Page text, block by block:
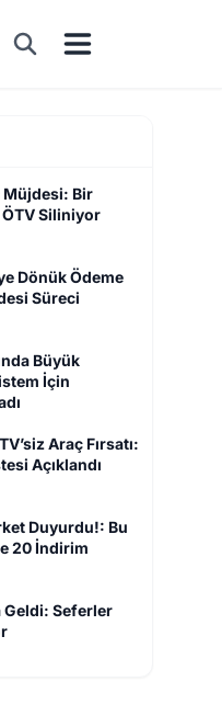
Müjdesi: Bir
Siliniyor
Dönük Ödeme
Süreci
Büyük
İçin
Araç Fırsatı:
Açıklandı
Duyurdu!: Bu
20 İndirim
Geldi: Seferler